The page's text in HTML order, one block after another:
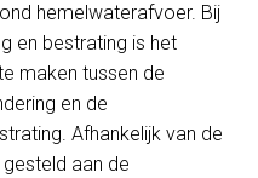
hemelwaterafvoer. Bij
en bestrating is het
maken tussen de
en de
Afhankelijk van de
aan de